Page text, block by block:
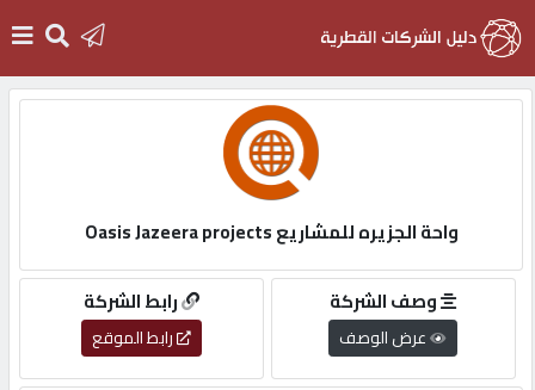
التسجيل
English
واحة الجزيره للمشاريع Oasis Jazeera projects
رابط الشركة
رابط الموقع
وصف الشركة
عرض الوصف